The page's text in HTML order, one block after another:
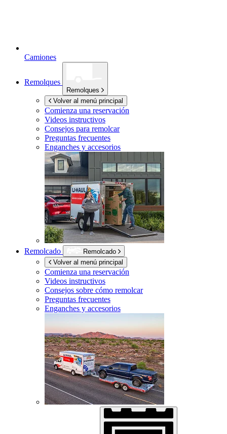
Camiones
Remolques
Remolques
Volver al menú principal
Comienza una reservación
Videos instructivos
Consejos para remolcar
Preguntas frecuentes
Enganches y accesorios
Remolcado
Remolcado
Volver al menú principal
Comienza una reservación
Videos instructivos
Consejos sobre cómo remolcar
Preguntas frecuentes
Enganches y accesorios